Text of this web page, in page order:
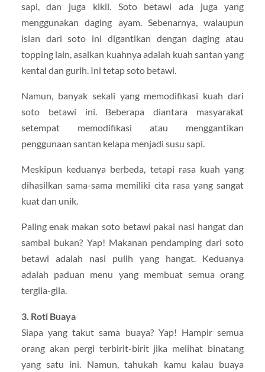
sapi, dan juga kikil. Soto betawi ada juga yang
menggunakan daging ayam. Sebenarnya, walaupun
isian dari soto ini digantikan dengan daging atau
topping lain, asalkan kuahnya adalah kuah santan yang
kental dan gurih. Ini tetap soto betawi.
Namun, banyak sekali yang memodifikasi kuah dari
soto betawi ini. Beberapa diantara masyarakat
setempat memodifikasi atau menggantikan
penggunaan santan kelapa menjadi susu sapi.
Meskipun keduanya berbeda, tetapi rasa kuah yang
dihasilkan sama-sama memiliki cita rasa yang sangat
kuat dan unik.
Paling enak makan soto betawi pakai nasi hangat dan
sambal bukan? Yap! Makanan pendamping dari soto
betawi adalah nasi pulih yang hangat. Keduanya
adalah paduan menu yang membuat semua orang
tergila-gila.
3. Roti Buaya
Siapa yang takut sama buaya? Yap! Hampir semua
orang akan pergi terbirit-birit jika melihat binatang
yang satu ini. Namun, tahukah kamu kalau buaya